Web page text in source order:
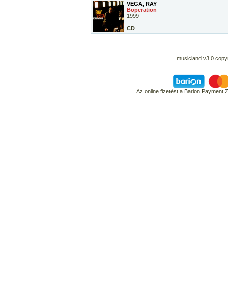
VEGA, RAY
Boperation
1999
CD
musicland v3.0
Az online fizetést a Barion Payment